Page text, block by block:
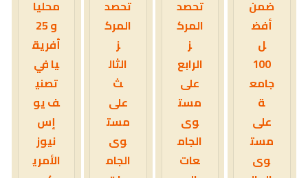
ضمن
أفض
ل
100
جامع
ة
على
مست
وى
تحصد
المرك
ز
الرابع
على
مست
وى
الجام
عات
تحصد
المرك
ز
الثال
ث
على
مست
وى
الجام
محليا
و 25
أفريق
يا في
تصني
ف يو
إس
نيوز
الأمري